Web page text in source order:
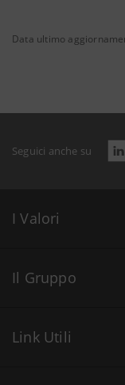
Data ultimo
Seguici anche su
I Valori
Il Gruppo
Link Utili